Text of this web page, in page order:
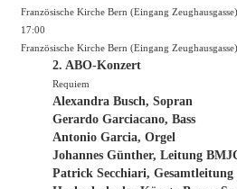
Französische Kirche Bern (Eingang Zeughausgasse)
17:00
Französische Kirche Bern (Eingang Zeughausgasse)
2. ABO-Konzert
Requiem
Alexandra Busch, Sopran
Gerardo Garciacano, Bass
Antonio Garcia, Orgel
Johannes Günther, Leitung
Patrick Secchiari, Gesamtleitung